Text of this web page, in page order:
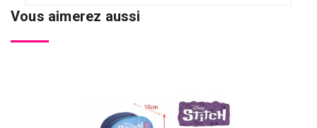
Vous aimerez aussi